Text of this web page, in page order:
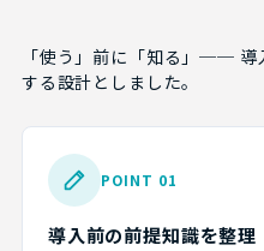
「使う」前に「知る」──
する設計としました。
POINT 01
導入前の前提知識を整理